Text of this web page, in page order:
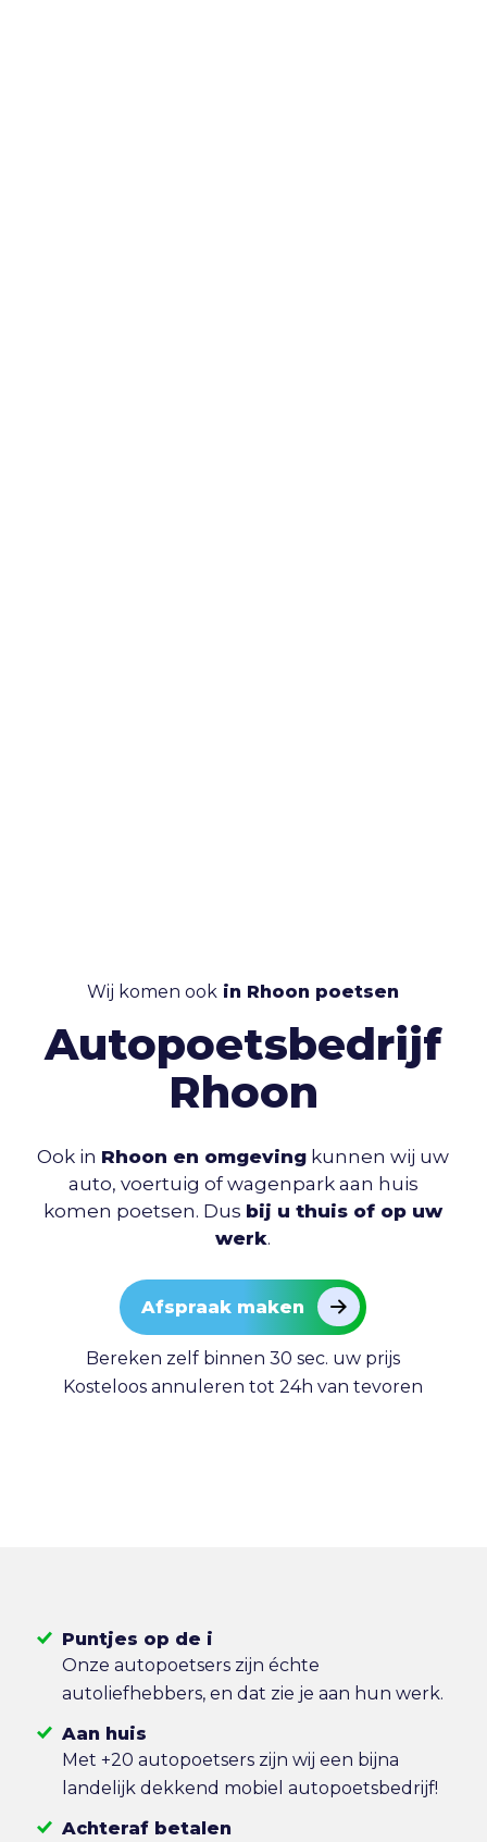
Wij komen ook in Rhoon poetsen
Autopoetsbedrijf
Rhoon
Ook in Rhoon en omgeving kunnen wij uw
auto, voertuig of wagenpark aan huis
komen poetsen. Dus bij u thuis of op uw
werk.
Afspraak maken
Bereken zelf binnen 30 sec. uw prijs
Kosteloos annuleren tot 24h van tevoren
Puntjes op de i
Onze autopoetsers zijn échte
autoliefhebbers, en dat zie je aan hun werk.
Aan huis
Met +20 autopoetsers zijn wij een bijna
landelijk dekkend mobiel autopoetsbedrijf!
Achteraf betalen